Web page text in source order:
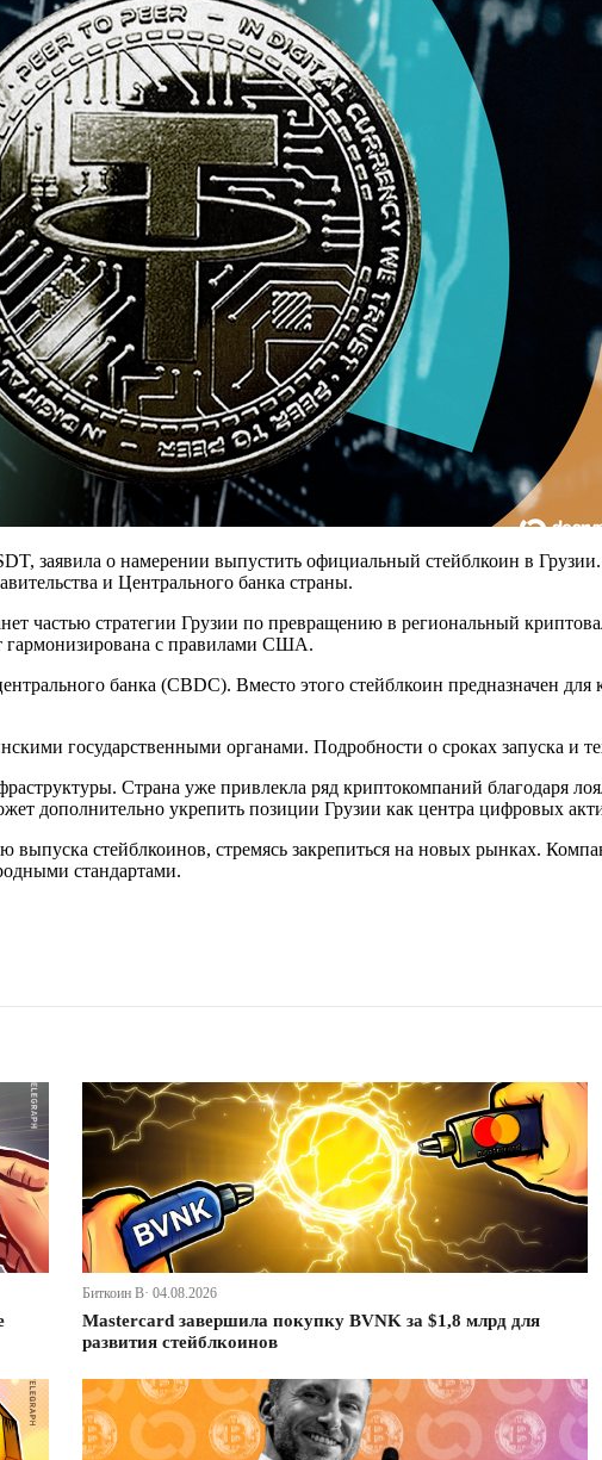
заявила о намерении выпустить официальный стейблкоин в
и Центрального банка страны.
частью стратегии Грузии по превращению в региональный
гармонизирована с правилами США.
банка (CBDC). Вместо этого стейблкоин предназначен
государственными органами. Подробности о сроках запуска и
Страна уже привлекла ряд криптокомпаний благодаря
дополнительно укрепить позиции Грузии как центра цифровых
выпуска стейблкоинов, стремясь закрепиться на новых рынках.
стандартами.
Биткоин В· 04.08.2026
Mastercard завершила покупку BVNK за $1,8 млрд для
развития стейблкоинов